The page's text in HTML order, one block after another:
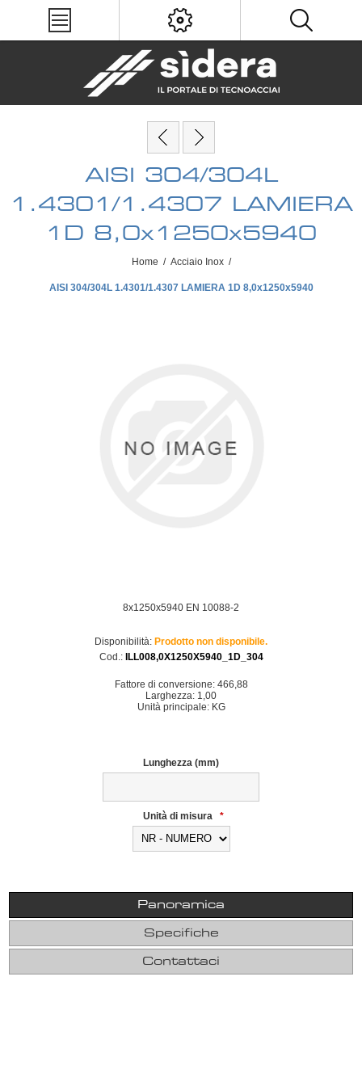
AISI 304/304L
1.4301/1.4307 LAMIERA
1D 8,0x1250x5940
Home / Acciaio Inox /
AISI 304/304L 1.4301/1.4307 LAMIERA 1D 8,0x1250x5940
8x1250x5940 EN 10088-2
Disponibilità: Prodotto non disponibile.
Cod.:
ILL008,0X1250X5940_1D_304
Fattore di conversione: 466,88
Larghezza: 1,00
Unità principale: KG
Lunghezza (mm)
Unità di misura *
Panoramica
Specifiche
Contattaci